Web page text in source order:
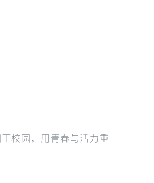
校园，用青春与活力重